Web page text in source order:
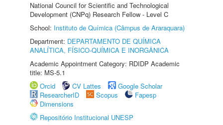
National Council for Scientific and Technological
Development (CNPq) Research Fellow - Level C
School: Instituto de Química (Câmpus de Araraquara)
Department: DEPARTAMENTO DE QUÍMICA
ANALÍTICA, FÍSICO-QUÍMICA E INORGÂNICA
Academic Appointment Category: RDIDP Academic
title: MS-5.1
Orcid
CV Lattes
Google Scholar
ResearcherID
Scopus
Fapesp
Dimensions
Repositório Institucional UNESP